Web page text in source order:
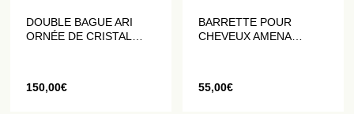
DOUBLE BAGUE ARI
ORNÉE DE CRISTAL
150,00€
BARRETTE POUR
CHEVEUX AMENA
55,00€